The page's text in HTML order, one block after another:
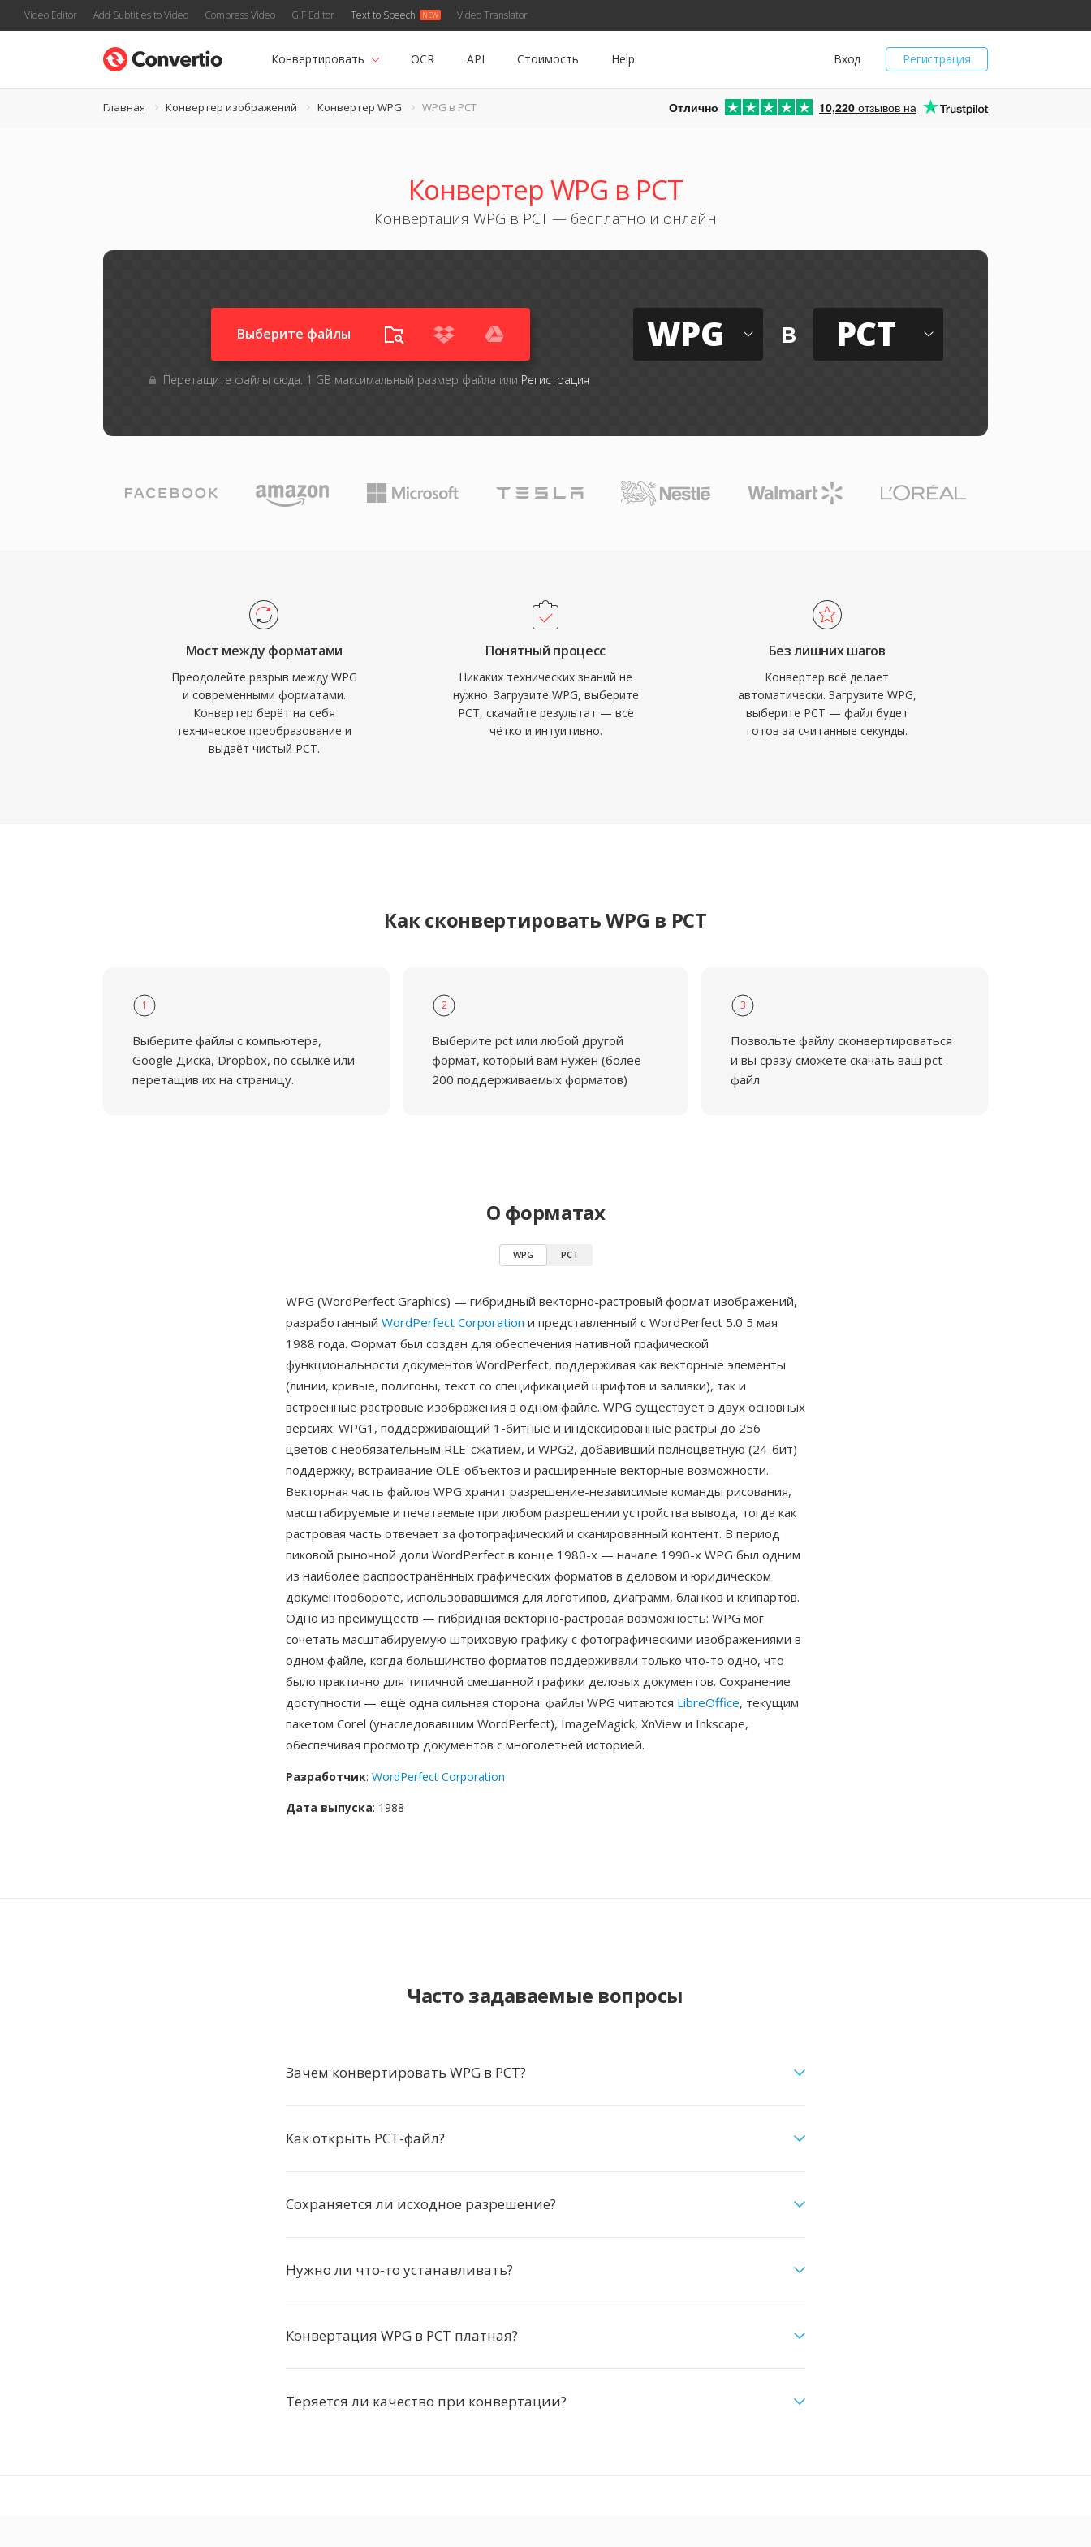
Video Editor Add Subtitles to Video Compress Video GIF Editor Text to Speech Video Translator
Регистрация
Вход
Конвертировать OCR API Стоимость Help
Главная Конвертер изображений Конвертер WPG WPG в PCT Отлично 10,220 отзывов на
Конвертер WPG в PCT
Конвертация WPG в PCT — бесплатно и онлайн
Выберите файлы
Перетащите файлы сюда. 1 GB максимальный размер файла или Регистрация
WPG в PCT
Мост между форматами
Преодолейте разрыв между WPG
и современными форматами.
Конвертер берёт на себя
техническое преобразование и
выдаёт чистый PCT.
Понятный процесс
Никаких технических знаний не
нужно. Загрузите WPG, выберите
PCT, скачайте результат — всё
чётко и интуитивно.
Без лишних шагов
Конвертер всё делает
автоматически. Загрузите WPG,
выберите PCT — файл будет
готов за считанные секунды.
Как сконвертировать WPG в PCT
1
Выберите файлы с компьютера,
Google Диска, Dropbox, по ссылке или
перетащив их на страницу.
2
Выберите pct или любой другой
формат, который вам нужен (более
200 поддерживаемых форматов)
3
Позвольте файлу сконвертироваться
и вы сразу сможете скачать ваш pct-
файл
О форматах
WPG PCT
WPG (WordPerfect Graphics) — гибридный векторно-растровый формат изображений,
разработанный WordPerfect Corporation и представленный с WordPerfect 5.0 5 мая
1988 года. Формат был создан для обеспечения нативной графической
функциональности документов WordPerfect, поддерживая как векторные элементы
(линии, кривые, полигоны, текст со спецификацией шрифтов и заливки), так и
встроенные растровые изображения в одном файле. WPG существует в двух основных
версиях: WPG1, поддерживающий 1-битные и индексированные растры до 256
цветов с необязательным RLE-сжатием, и WPG2, добавивший полноцветную (24-бит)
поддержку, встраивание OLE-объектов и расширенные векторные возможности.
Векторная часть файлов WPG хранит разрешение-независимые команды рисования,
масштабируемые и печатаемые при любом разрешении устройства вывода, тогда как
растровая часть отвечает за фотографический и сканированный контент. В период
пиковой рыночной доли WordPerfect в конце 1980-х — начале 1990-х WPG был одним
из наиболее распространённых графических форматов в деловом и юридическом
документообороте, использовавшимся для логотипов, диаграмм, бланков и клипартов.
Одно из преимуществ — гибридная векторно-растровая возможность: WPG мог
сочетать масштабируемую штриховую графику с фотографическими изображениями в
одном файле, когда большинство форматов поддерживали только что-то одно, что
было практично для типичной смешанной графики деловых документов. Сохранение
доступности — ещё одна сильная сторона: файлы WPG читаются LibreOffice, текущим
пакетом Corel (унаследовавшим WordPerfect), ImageMagick, XnView и Inkscape,
обеспечивая просмотр документов с многолетней историей.
Разработчик: WordPerfect Corporation
Дата выпуска: 1988
Часто задаваемые вопросы
Зачем конвертировать WPG в PCT?
Как открыть PCT-файл?
Сохраняется ли исходное разрешение?
Нужно ли что-то устанавливать?
Конвертация WPG в PCT платная?
Теряется ли качество при конвертации?